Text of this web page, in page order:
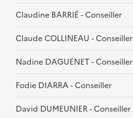
Claudine BARRIÉ - Conseiller
Claude COLLINEAU - Conseiller
Nadine DAGUENET - Conseiller
Fodie DIARRA - Conseiller
David DUMEUNIER - Conseiller